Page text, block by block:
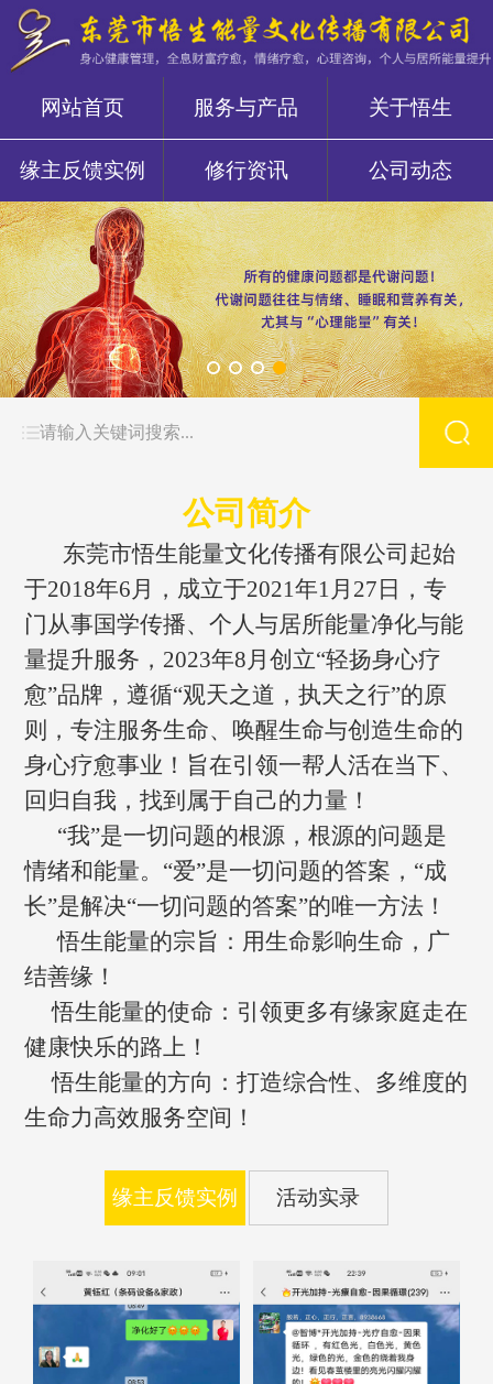
网站首页 服务与产品 关于悟生
缘主反馈实例 修行资讯 公司动态
公司简介
东莞市悟生能量文化传播有限公司起始
于2018年6月，成立于2021年1月27日，专
门从事国学传播、个人与居所能量净化与能
量提升服务，2023年8月创立“轻扬身心疗
愈”品牌，遵循“观天之道，执天之行”的原
则，专注服务生命、唤醒生命与创造生命的
身心疗愈事业！旨在引领一帮人活在当下、
回归自我，找到属于自己的力量！
“我”是一切问题的根源，根源的问题是
情绪和能量。“爱”是一切问题的答案，“成
长”是解决“一切问题的答案”的唯一方法！
悟生能量的宗旨：用生命影响生命，广
结善缘！
悟生能量的使命：引领更多有缘家庭走在
健康快乐的路上！
悟生能量的方向：打造综合性、多维度的
生命力高效服务空间！
缘主反馈实例 活动实录